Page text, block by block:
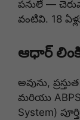
పనులే —
వంటివి. 18
ఆధార్
అవును,
మరియు ABPS
System)